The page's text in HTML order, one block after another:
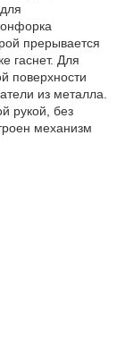
прерывается
гаснет. Для
поверхности
из металла.
рукой, без
механизм